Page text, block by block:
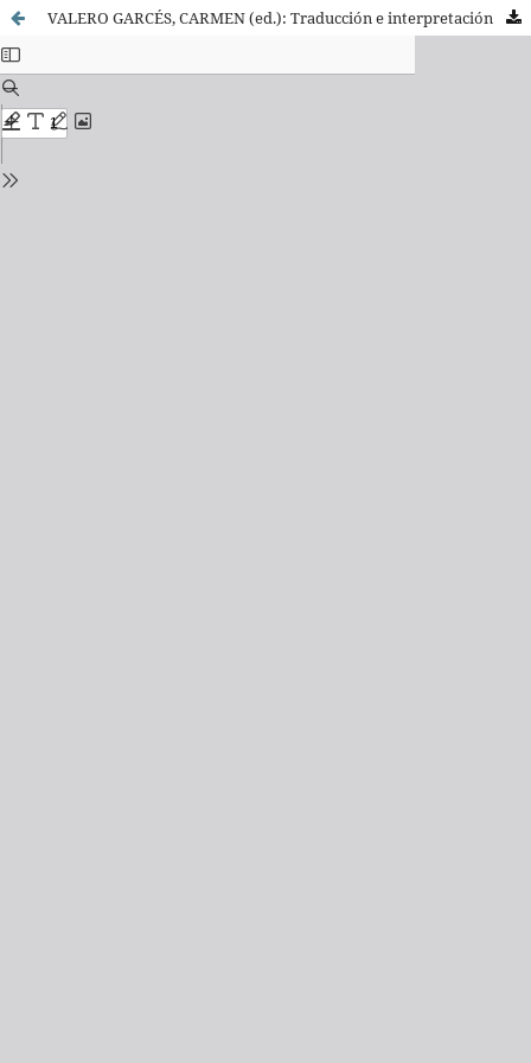
VALERO GARCÉS, CARMEN (ed.): Traducción e interpretación en los servicios públicos.